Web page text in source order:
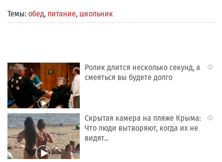
Темы: обед, питание, школьник
i
Ролик длится несколько секунд, а
смеяться вы будете долго
i
Скрытая камера на пляже Крыма:
Что люди вытворяют, когда их не
видят...